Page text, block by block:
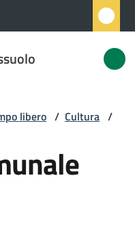
libero / Cultura /